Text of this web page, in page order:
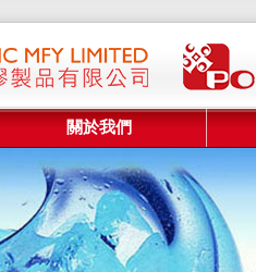
關於我們